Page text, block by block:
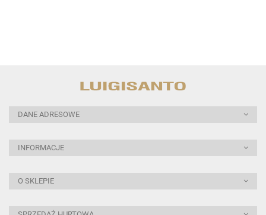
DANE ADRESOWE
INFORMACJE
O SKLEPIE